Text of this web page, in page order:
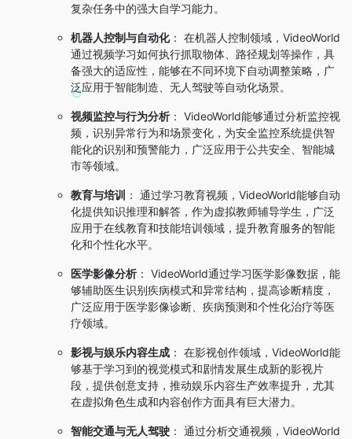
复杂任务中的强大自学习能力。
机器人控制与自动化： 在机器人控制领域，VideoWorld
通过视频学习如何执行抓取物体、路径规划等操作，具
备强大的适应性，能够在不同环境下自动调整策略，广
泛应用于智能制造、无人驾驶等自动化场景。
视频监控与行为分析： VideoWorld能够通过分析监控视
频，识别异常行为和场景变化，为安全监控系统提供智
能化的识别和预警能力，广泛应用于公共安全、智能城
市等领域。
教育与培训 ： 通过学习教育视频，VideoWorld能够自动
化提供知识推理和解答，作为虚拟教师辅导学生，广泛
应用于在线教育和技能培训领域，提升教育服务的智能
化和个性化水平。
医学影像分析： VideoWorld通过学习医学影像数据，能
够辅助医生识别疾病模式和异常结构，提高诊断精度，
广泛应用于医学影像诊断、疾病预测和个性化治疗等医
疗领域。
影视与娱乐内容生成 ： 在影视创作领域，VideoWorld能
够基于学习到的视觉模式和剧情发展生成新的影视片
段，提供创意支持，推动娱乐内容生产效率提升，尤其
在虚拟角色生成和内容创作方面具有巨大潜力。
智能交通与无人驾驶 ： 通过分析交通视频，VideoWorld